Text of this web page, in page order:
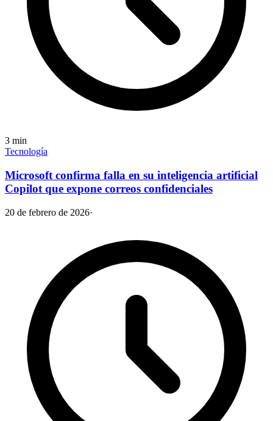
3 min
Tecnología
Microsoft confirma falla en su inteligencia artificial
Copilot que expone correos confidenciales
20 de febrero de 2026·